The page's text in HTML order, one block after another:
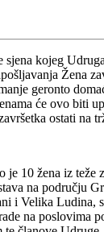
sjena kojeg
Žena
geronto
će ovo biti
ostati na
je 10 žena iz teže
na području
i Velika Ludina,
na poslovima